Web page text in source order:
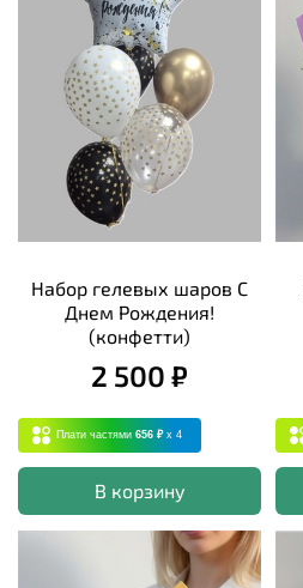
Набор гелевых шаров С
Днем Рождения!
(конфетти)
2 500 ₽
Плати частями 656 ₽ x 4
В корзину